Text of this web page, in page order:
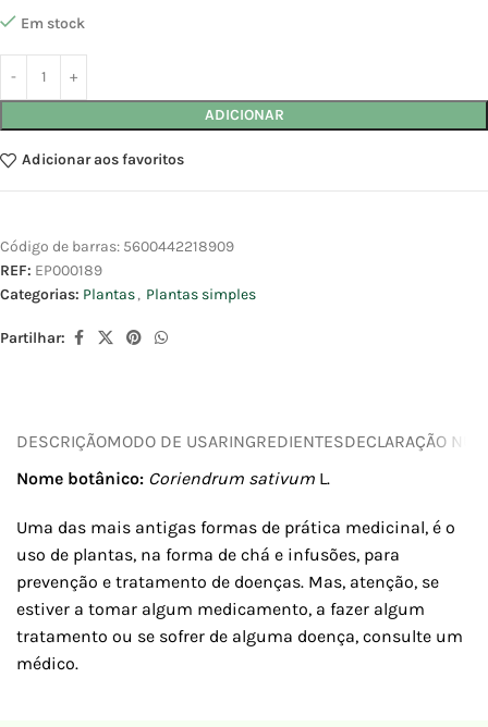
Em stock
ADICIONAR
Adicionar aos favoritos
Código de barras: 5600442218909
REF: EP000189
Categorias: Plantas, Plantas simples
Partilhar:
DESCRIÇÃOMODO DE USARINGREDIENTESDECLARAÇÃO
Nome botânico: Coriendrum sativum L.
Uma das mais antigas formas de prática medicinal, é o
uso de plantas, na forma de chá e infusões, para
prevenção e tratamento de doenças. Mas, atenção, se
estiver a tomar algum medicamento, a fazer algum
tratamento ou se sofrer de alguma doença, consulte um
médico.